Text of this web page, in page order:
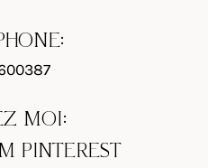
MOI:
PINTEREST